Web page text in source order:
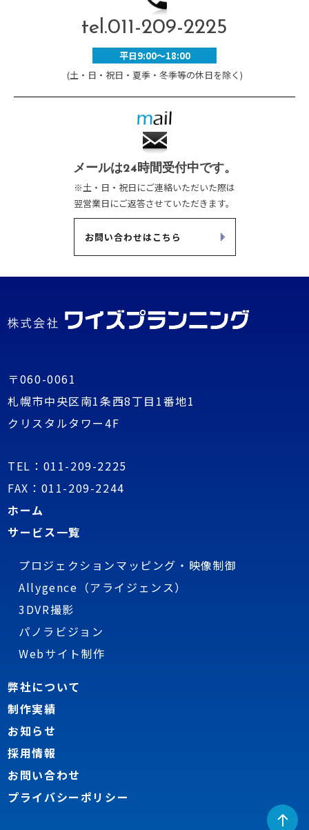
tel.011-209-2225
平日9:00～18:00
(土・日・祝日・夏季・冬季等の休日を除く)
メールは24時間受付中です。
※土・日・祝日にご連絡いただいた際は
翌営業日にご返答させていただきます。
お問い合わせはこちら
〒060-0061
札幌市中央区南1条西8丁目1番地1
クリスタルタワー4F
TEL： 011-209-2225
FAX：011-209-2244
ホーム
サービス一覧
プロジェクションマッピング・映像制御
Allygence（アライジェンス）
3DVR撮影
パノラビジョン
Webサイト制作
弊社について
制作実績
お知らせ
採用情報
お問い合わせ
プライバシーポリシー